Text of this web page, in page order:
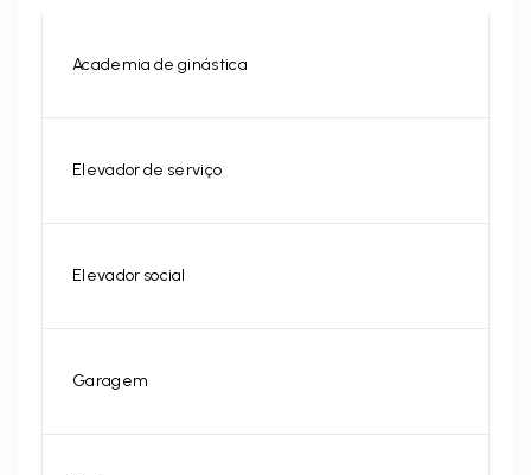
Academia de ginástica
Elevador de serviço
Elevador social
Garagem